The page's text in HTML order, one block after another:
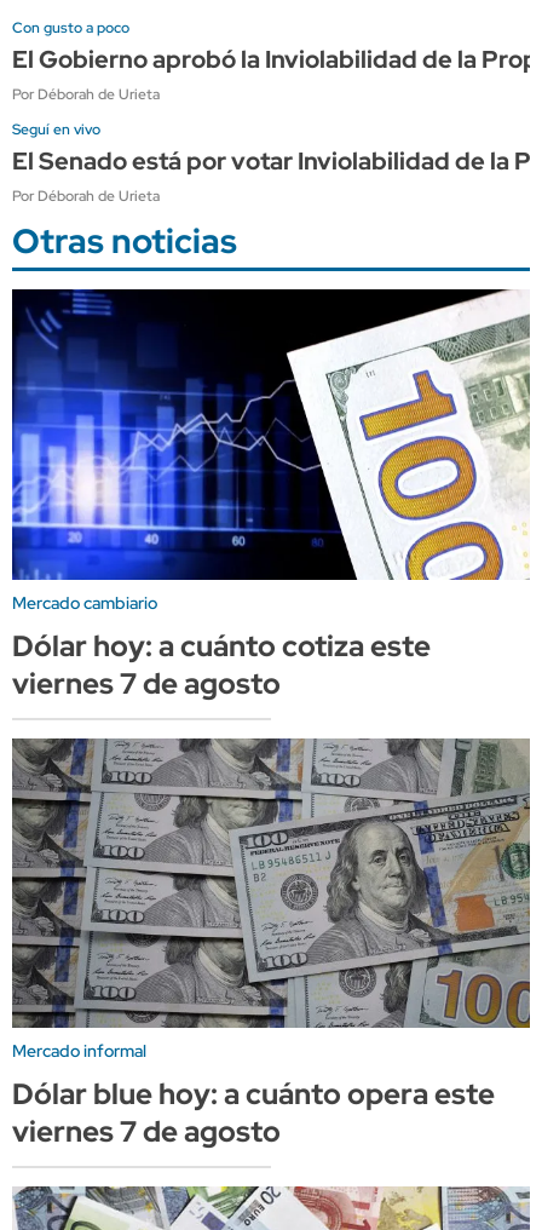
Con gusto a poco
El Gobierno aprobó la Inviolabilidad de la
Por Déborah de Urieta
Seguí en vivo
El Senado está por votar Inviolabilidad de la
Por Déborah de Urieta
Otras noticias
Mercado cambiario
Dólar hoy: a cuánto cotiza este
viernes 7 de agosto
Mercado informal
Dólar blue hoy: a cuánto opera este
viernes 7 de agosto